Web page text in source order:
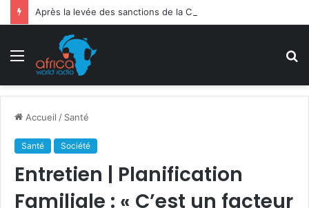
Menu
Accueil / Santé
Santé Société
Entretien | Planification
Familiale : « C’est un facteur